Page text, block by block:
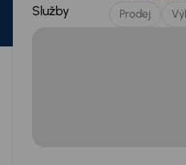
Služby
Prodej